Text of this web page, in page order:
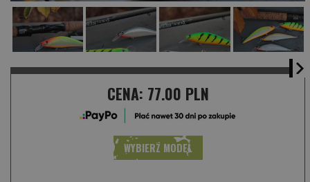
CENA: 77.00 PLN
WYBIERZ MODEL